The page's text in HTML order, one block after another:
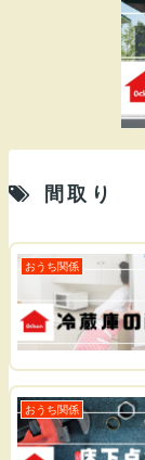
間取り
おうち関係
おうち関係